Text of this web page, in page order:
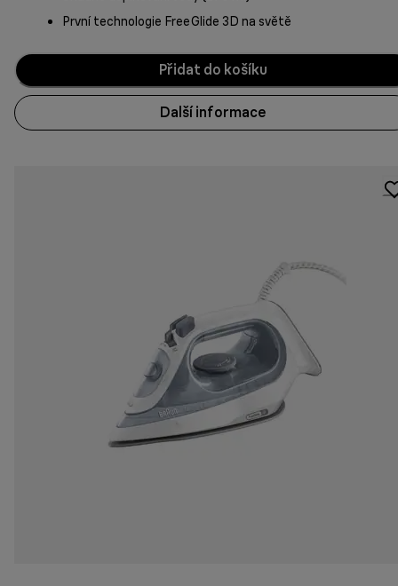
První technologie FreeGlide 3D na světě
Přidat do košíku
Další informace